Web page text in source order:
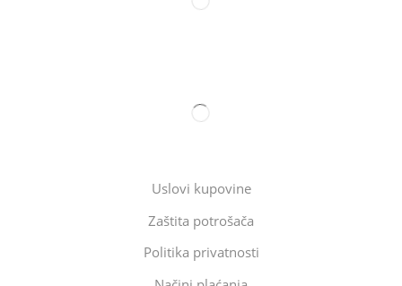
Uslovi kupovine
Zaštita potrošača
Politika privatnosti